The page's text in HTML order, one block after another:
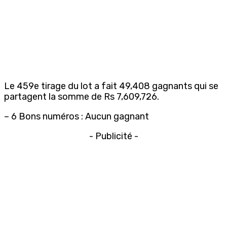
Le 459e tirage du lot a fait 49,408 gagnants qui se
partagent la somme de Rs 7,609,726.
– 6 Bons numéros : Aucun gagnant
- Publicité -